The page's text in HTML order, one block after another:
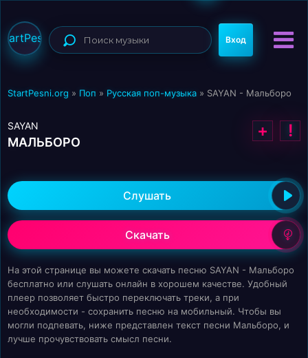
Вход
StartPesni.org » Поп » Русская поп-музыка » SAYAN - Мальборо
SAYAN
МАЛЬБОРО
+ !
Слушать
Скачать
На этой странице вы можете скачать песню SAYAN - Мальборо
бесплатно или слушать онлайн в хорошем качестве. Удобный
плеер позволяет быстро переключать треки, а при
необходимости - сохранить песню на мобильный. Чтобы вы
могли подпевать, ниже представлен текст песни Мальборо, и
лучше прочувствовать смысл песни.